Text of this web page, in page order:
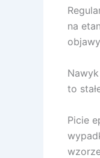
na
to
Picie